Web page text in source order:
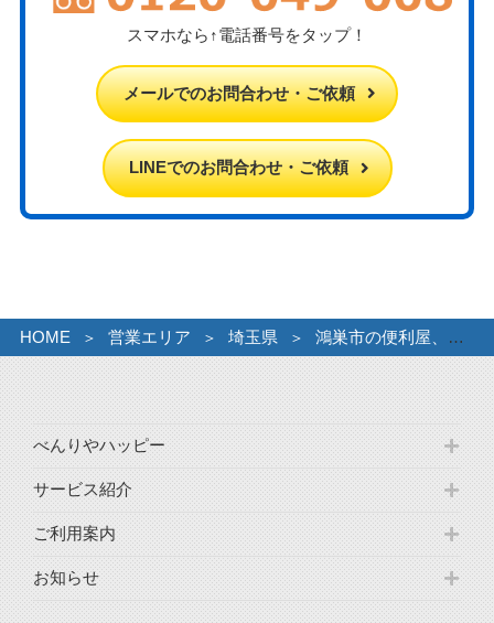
スマホなら↑電話番号をタップ！
メールでのお問合わせ・ご依頼
LINEでのお問合わせ・ご依頼
HOME 営業エリア 埼玉県 鴻巣市の便利屋、鴻巣の不用品回収・粗大ゴミ・引っ越処分
べんりやハッピー
サービス紹介
ご利用案内
お知らせ